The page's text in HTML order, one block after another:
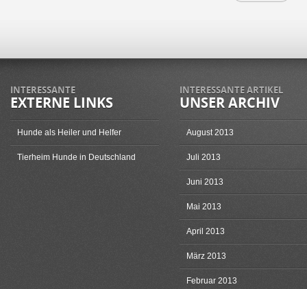
INTERESSANTE
EXTERNE LINKS
Hunde als Heiler und Helfer
Tierheim Hunde in Deutschland
INTERESSANTE ARTIKEL
UNSER ARCHIV
August 2013
Juli 2013
Juni 2013
Mai 2013
April 2013
März 2013
Februar 2013